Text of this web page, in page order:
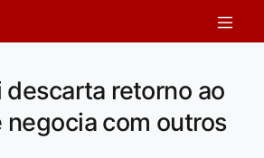
descarta retorno ao
negocia com outros